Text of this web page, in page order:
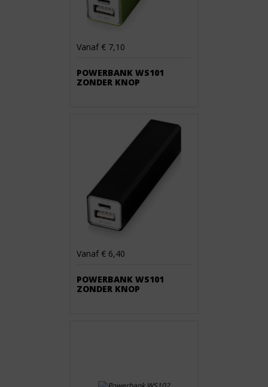
Vanaf € 7,10
POWERBANK WS101
ZONDER KNOP
Vanaf € 6,40
POWERBANK WS101
ZONDER KNOP